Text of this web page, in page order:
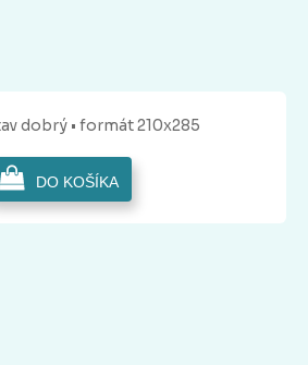
dobrý • formát 210x285
DO KOŠÍKA